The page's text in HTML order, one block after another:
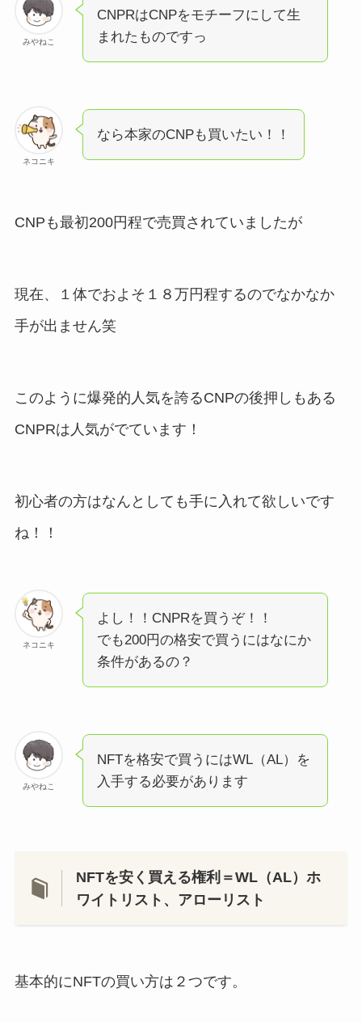
みやねこ
CNPRはCNPをモチーフにして生
まれたものですっ
ネコニキ
なら本家のCNPも買いたい！！
CNPも最初200円程で売買されていましたが
現在、１体でおよそ１８万円程するのでなかなか
手が出ません笑
このように爆発的人気を誇るCNPの後押しもある
CNPRは人気がでています！
初心者の方はなんとしても手に入れて欲しいです
ね！！
ネコニキ
よし！！CNPRを買うぞ！！
でも200円の格安で買うにはなにか
条件があるの？
みやねこ
NFTを格安で買うにはWL（AL）を
入手する必要があります
NFTを安く買える権利＝WL（AL）ホ
ワイトリスト、アローリスト
基本的にNFTの買い方は２つです。